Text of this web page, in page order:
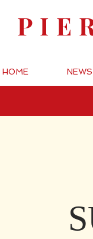
HOME NEWS